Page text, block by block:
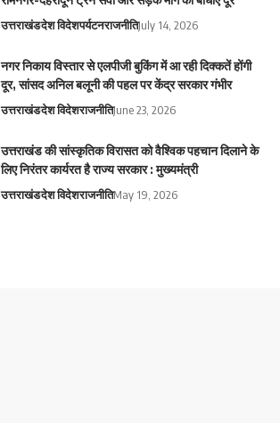
उत्तराखंडदेश विदेशपर्यटनराजनीतिJuly 14, 2026
नगर निकाय विस्तार से एलपीजी बुकिंग में आ रही दिक्कतें होंगी
दूर, सांसद अनिल बलूनी की पहल पर केंद्र सरकार गंभीर
उत्तराखंडदेश विदेशराजनीतिJune 23, 2026
उत्तराखंड की सांस्कृतिक विरासत को वैश्विक पहचान दिलाने के
लिए निरंतर कार्यरत है राज्य सरकार : मुख्यमंत्री
उत्तराखंडदेश विदेशराजनीतिMay 19, 2026